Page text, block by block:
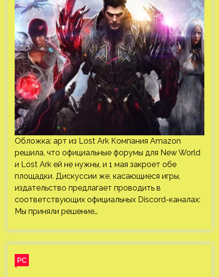
Обложка: арт из Lost Ark Компания Amazon
решила, что официальные форумы для New World
и Lost Ark ей не нужны, и 1 мая закроет обе
площадки. Дискуссии же, касающиеся игры,
издательство предлагает проводить в
соответствующих официальных Discord-каналах:
Мы приняли решение…
PC